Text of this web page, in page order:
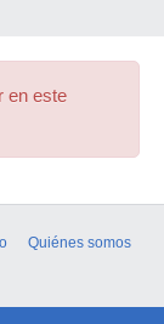
en este
Quiénes somos